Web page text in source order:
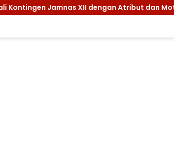
Jamnas XII dengan Atribut dan Motivasi,